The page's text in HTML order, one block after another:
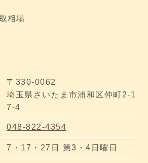
相場
〒330-0062
埼玉県さいたま市浦和区仲町2-1
7-4
048-822-4354
7・17・27日 第3・4日曜日